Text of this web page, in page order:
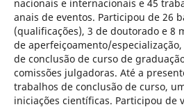
nacionais e internacionais e 45
anais de eventos. Participou de 26
(qualificações), 3 de doutorado e 8
de aperfeiçoamento/
de conclusão de curso de
comissões julgadoras. Até a
trabalhos de conclusão de curso,
iniciações científicas. Participou de